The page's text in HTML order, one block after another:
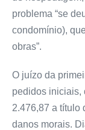
problema “se
condomínio),
obras”.
O juízo da
pedidos iniciais,
2.476,87 a título
danos morais.